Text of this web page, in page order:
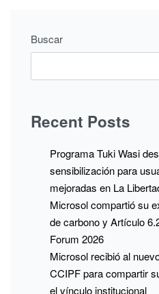
Buscar
Recent Posts
Programa Tuki Wasi
sensibilización para
mejoradas en La
Microsol compartió su
de carbono y Artículo
Forum 2026
Microsol recibió al
CCIPF para compartir
el vínculo institucional